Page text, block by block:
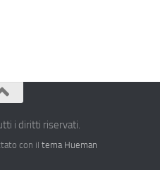
i diritti riservati.
con il tema Hueman